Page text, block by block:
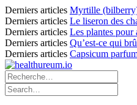
Derniers articles Myrtille
Derniers articles Le liseron des
Derniers articles Les plantes pour
Derniers articles Qu’est-ce qui
Derniers articles Capsicum